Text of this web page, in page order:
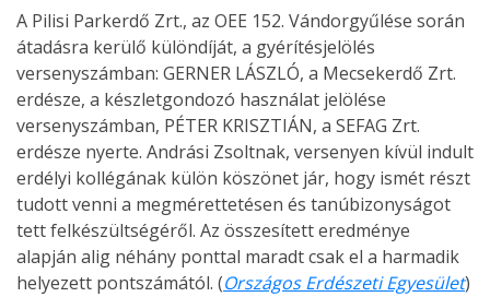
A Pilisi Parkerdő Zrt., az OEE 152. Vándorgyűlése során
átadásra kerülő különdíját, a gyérítésjelölés
versenyszámban: GERNER LÁSZLÓ, a Mecsekerdő Zrt.
erdésze, a készletgondozó használat jelölése
versenyszámban, PÉTER KRISZTIÁN, a SEFAG Zrt.
erdésze nyerte. Andrási Zsoltnak, versenyen kívül indult
erdélyi kollégának külön köszönet jár, hogy ismét részt
tudott venni a megmérettetésen és tanúbizonyságot
tett felkészültségéről. Az összesített eredménye
alapján alig néhány ponttal maradt csak el a harmadik
helyezett pontszámától. (Országos Erdészeti Egyesület)